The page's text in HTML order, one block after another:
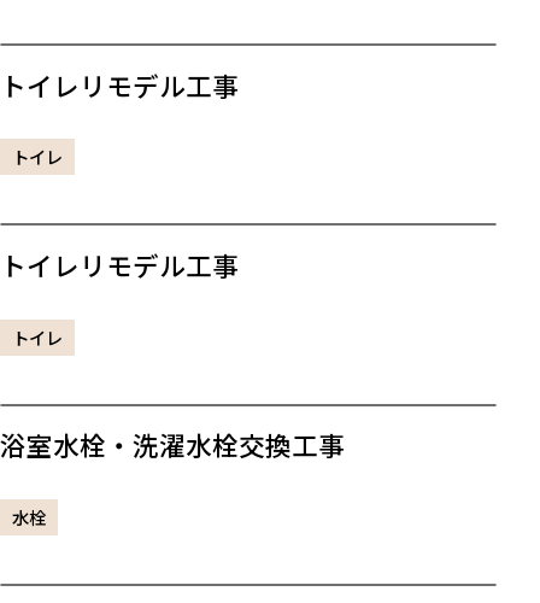
トイレリモデル工事
トイレ
トイレリモデル工事
トイレ
浴室水栓・洗濯水栓交換工事
水栓